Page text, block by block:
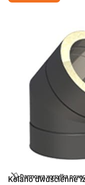
Darmowa wysyłka
Kolano dwuścienne